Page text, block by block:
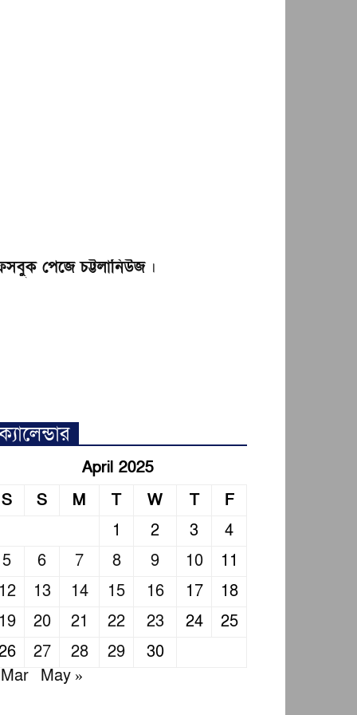
পেজে চট্টলানিউজ ।
April 2025
S
S M T W T
F
1
2 3
4
5
6 7 8 9 10
11
13 14 15 16 17
18
20 21 22 23 24
25
27 28 29
30
May »